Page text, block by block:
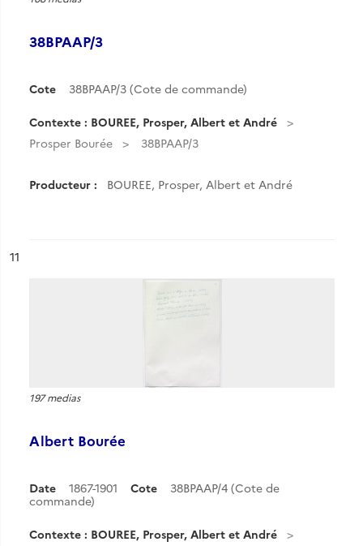
38BPAAP/3
Cote 38BPAAP/3 (Cote de commande)
Contexte : BOUREE, Prosper, Albert et André
Prosper Bourée
38BPAAP/3
Producteur : BOUREE, Prosper, Albert et André
n°
11
197 medias
Albert Bourée
Date 1867-1901 Cote
38BPAAP/4 (Cote de
commande)
Contexte : BOUREE, Prosper, Albert et André